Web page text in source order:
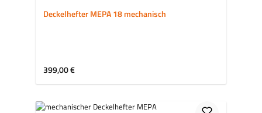
Deckelhefter MEPA 18 mechanisch
Regulärer Preis:
399,00 €